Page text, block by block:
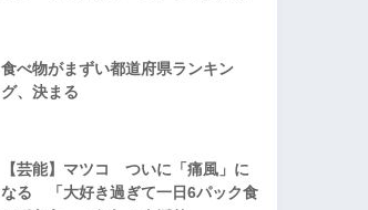
食べ物がまずい都道府県ランキン
グ、決まる
【芸能】マツコ ついに「痛風」に
なる 「大好き過ぎて一日6パック食